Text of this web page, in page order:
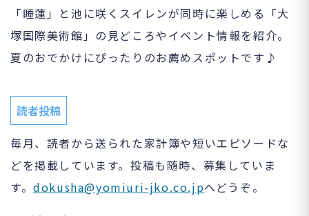
「睡蓮」と池に咲くスイレンが同時に楽しめる「大
塚国際美術館」の見どころやイベント情報を紹介。
夏のおでかけにぴったりのお薦めスポットです♪
読者投稿
毎月、読者から送られた家計簿や短いエピソードな
どを掲載しています。投稿も随時、募集していま
す。dokusha@yomiuri-jko.co.jpへどうぞ。